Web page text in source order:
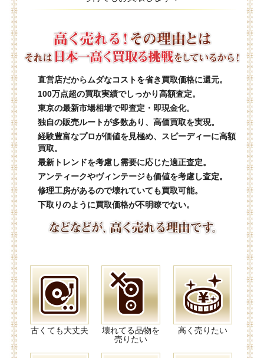
直営店だからムダなコストを省き買取価格に還元。
100万点超の買取実績でしっかり高額査定。
東京の最新市場相場で即査定・即現金化。
独自の販売ルートが多数あり、高価買取を実現。
経験豊富なプロが価値を見極め、スピーディーに高額
買取。
最新トレンドを考慮し需要に応じた適正査定。
アンティークやヴィンテージも価値を考慮し査定。
修理工房があるので壊れていても買取可能。
下取りのように買取価格が不明瞭でない。
古くても大丈夫
壊れてる品物を
売りたい
高く売りたい